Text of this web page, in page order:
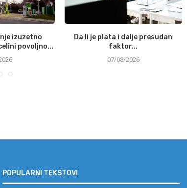
izuzetno
povoljno...
Da li je plata i dalje presudan
faktor...
07/08/2026
POPULARNI TEKSTOVI